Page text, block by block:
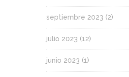
septiembre 2023 (2)
julio 2023 (12)
junio 2023 (1)